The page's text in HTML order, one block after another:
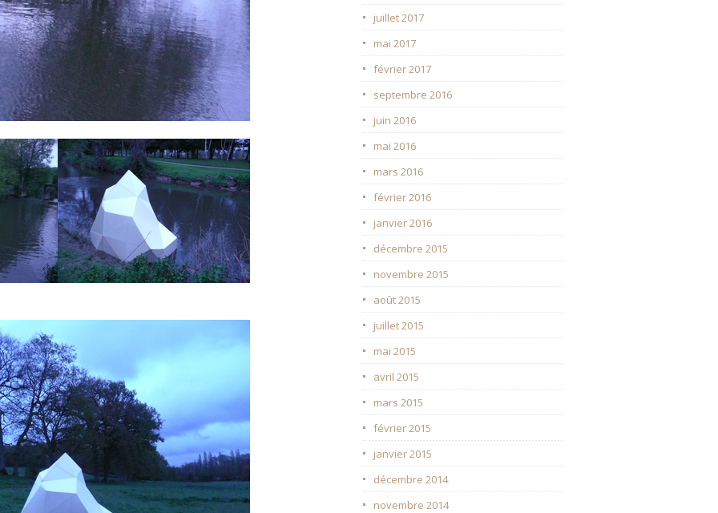
juillet 2017
mai 2017
février 2017
septembre 2016
juin 2016
mai 2016
mars 2016
février 2016
janvier 2016
décembre 2015
novembre 2015
août 2015
juillet 2015
mai 2015
avril 2015
mars 2015
février 2015
janvier 2015
décembre 2014
novembre 2014